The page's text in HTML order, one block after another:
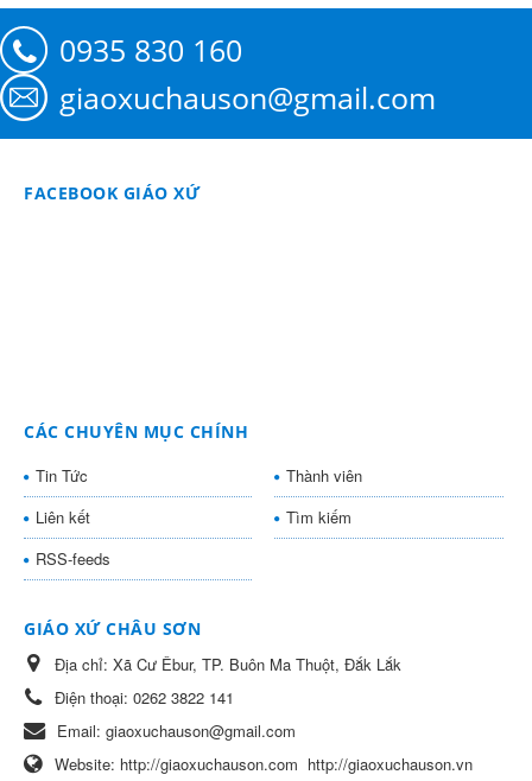
0935 830 160
giaoxuchauson@gmail.com
FACEBOOK GIÁO XỨ
CÁC CHUYÊN MỤC CHÍNH
Tin Tức
Thành viên
Liên kết
Tìm kiếm
RSS-feeds
GIÁO XỨ CHÂU SƠN
Địa chỉ: Xã Cư Êbur, TP. Buôn Ma Thuột, Đắk Lắk
Điện thoại: 0262 3822 141
Email: giaoxuchauson@gmail.com
Website: http://giaoxuchauson.com http://giaoxuchauson.vn